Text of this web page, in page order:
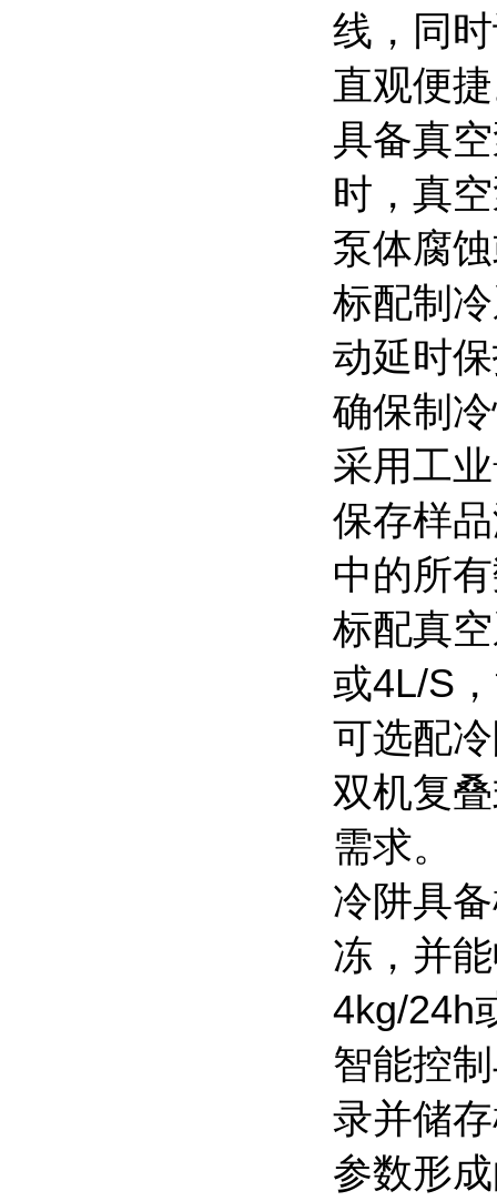
线，同
直观便
具备真
时，真
泵体腐
标配制
动延时
确保制
采用工
保存样
中的所
标配真
或4L/S
可选配
双机复
需求。
冷阱具
冻，并
4kg/24h
智能控
录并储
参数形